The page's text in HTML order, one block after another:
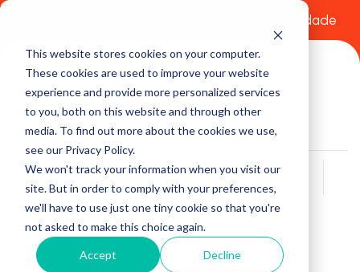
This website stores cookies on your computer.
These cookies are used to improve your website
experience and provide more personalized services
to you, both on this website and through other
media. To find out more about the cookies we use,
see our Privacy Policy.
We won't track your information when you visit our
site. But in order to comply with your preferences,
we'll have to use just one tiny cookie so that you're
not asked to make this choice again.
Accept Decline
Política de Privacidade
Buscar